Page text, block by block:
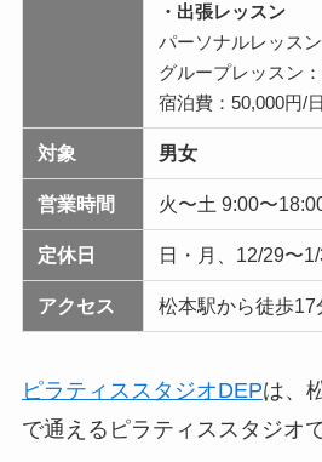
・出張レッスン
パーソナルレッス
グループレッスン
宿泊費：50,000円/日
対象 男女
営業時間 火〜土 9:00〜
定休日 日・月、12/29〜
アクセス 松本駅から徒歩17
ピラティススタジオDEPは、
で通えるピラティススタジオで